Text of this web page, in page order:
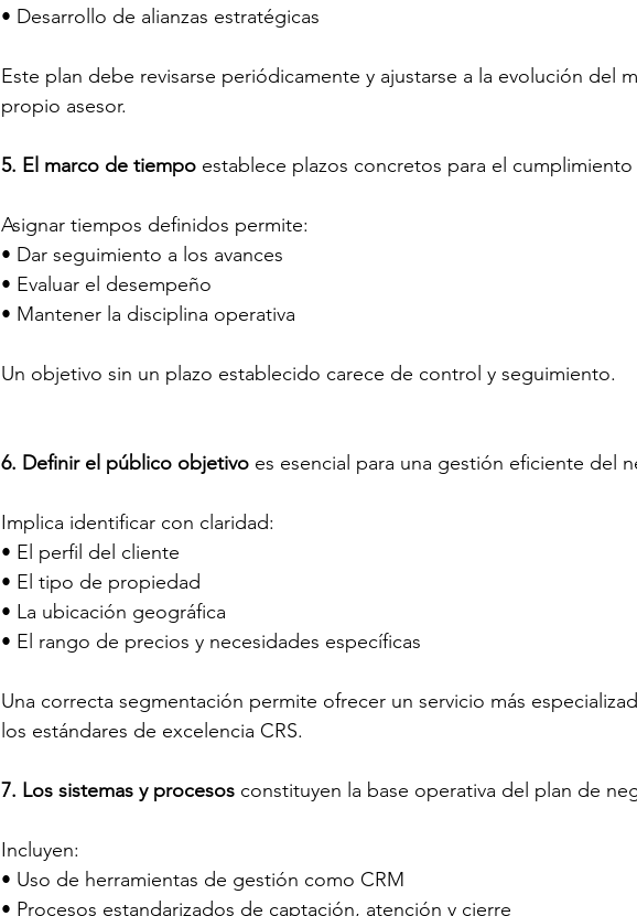
• Desarrollo de alianzas estratégicas
Este plan debe revisarse periódicamente y ajustarse a la evolución del
propio asesor.
5. El marco de tiempo establece plazos concretos para el
Asignar tiempos definidos permite:
• Dar seguimiento a los avances
• Evaluar el desempeño
• Mantener la disciplina operativa
Un objetivo sin un plazo establecido carece de control y seguimiento.
6. Definir el público objetivo es esencial para una gestión eficiente del
Implica identificar con claridad:
• El perfil del cliente
• El tipo de propiedad
• La ubicación geográfica
• El rango de precios y necesidades específicas
Una correcta segmentación permite ofrecer un servicio más
los estándares de excelencia CRS.
7. Los sistemas y procesos constituyen la base operativa del plan de
Incluyen:
• Uso de herramientas de gestión como CRM
• Procesos estandarizados de captación, atención y cierre